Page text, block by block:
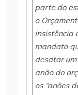
parte do
o
insistência
mandato
desatar
anão do
os “anões